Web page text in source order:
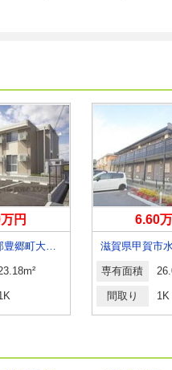
円
滋賀県犬上郡豊郷町大字高野瀬
6.60
滋賀県甲賀市
専有面積
間取り 1K